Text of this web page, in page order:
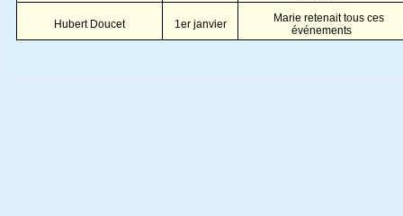
Hubert Doucet 1er janvier
Marie retenait tous ces
événements